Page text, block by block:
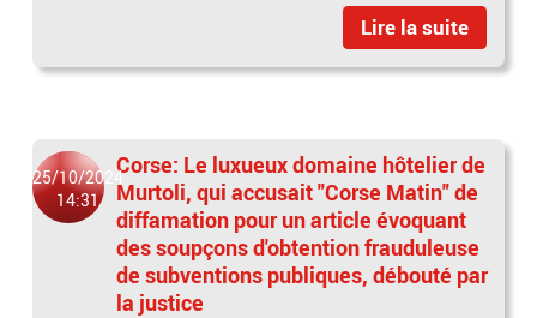
Lire la suite
25/10/2024
14:31
Corse: Le luxueux domaine hôtelier de
Murtoli, qui accusait "Corse Matin" de
diffamation pour un article évoquant
des soupçons d'obtention frauduleuse
de subventions publiques, débouté par
la justice